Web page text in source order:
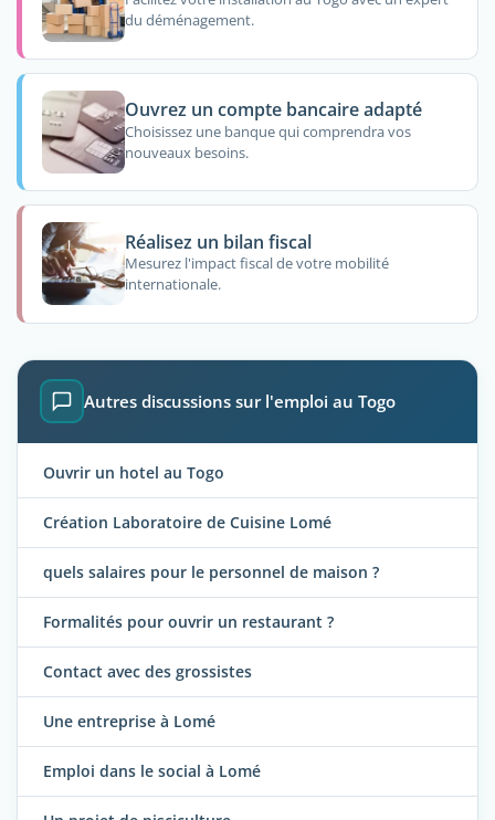
du déménagement.
Ouvrez un compte bancaire adapté
Choisissez une banque qui comprendra vos
nouveaux besoins.
Réalisez un bilan fiscal
Mesurez l'impact fiscal de votre mobilité
internationale.
Autres discussions sur l'emploi au Togo
Ouvrir un hotel au Togo
Création Laboratoire de Cuisine Lomé
quels salaires pour le personnel de maison ?
Formalités pour ouvrir un restaurant ?
Contact avec des grossistes
Une entreprise à Lomé
Emploi dans le social à Lomé